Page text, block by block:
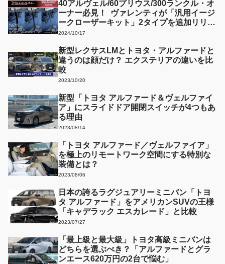
40アルヴェル/60プリウス/300ランクル・オ
ーナー必見！ ヴァレンティが「汎用イージ
ークローザーキット」2タイプを追加リリー
ス
2024/10/17
新型レクサスLMとトヨタ・アルファードと
違うのは顔だけ？ エクステリアの違いを比
較
2023/10/20
新型「トヨタ アルファード＆ヴェルファイ
ア」にスライドドア開閉スイッチが4つもあ
る理由
2023/08/14
「トヨタ アルファード／ヴェルファイア」
を極上のリモートワーク空間にする特別な
装備とは？
2023/08/06
日本の誇るラグジュアリーミニバン「トヨ
タ アルファード」をアメリカンSUVの王様
「キャデラック エスカレード」と比較
2023/07/27
「最上級と最大級」トヨタ高級ミニバンは
どちらを選ぶべき？「アルファードとグラ
ンエース620万円の2台で悩む」